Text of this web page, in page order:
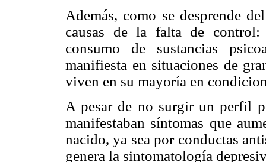
Además, como se desprende
causas de la falta de
consumo de sustancias
manifiesta en situaciones de
viven en su mayoría en
A pesar de no surgir un perfil
manifestaban síntomas que
nacido, ya sea por conductas
genera la sintomatología